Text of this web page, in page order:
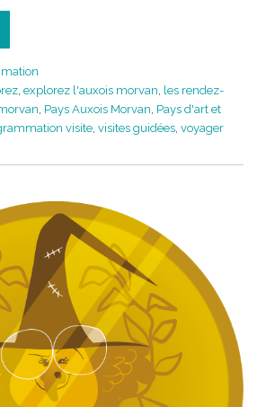
, explorez l'auxois morvan, les rendez-
, Pays Auxois Morvan, Pays d'art et
visite, visites guidées, voyager